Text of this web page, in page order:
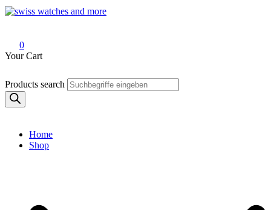
0
Your Cart
Products search
Home
Shop